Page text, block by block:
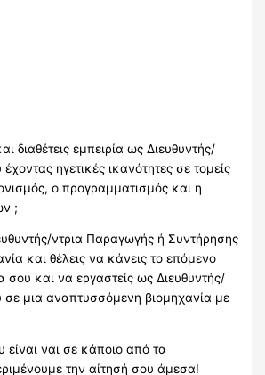
διαθέτεις εμπειρία ως Διευθυντής/
ηγετικές ικανότητες σε τομείς
ο προγραμματισμός και η
;
ντρια Παραγωγής ή Συντήρησης
και θέλεις να κάνεις το επόμενο
σου και να εργαστείς ως Διευθυντής/
σε μια αναπτυσσόμενη βιομηχανία με
ναι σε κάποιο από τα
την αίτησή σου άμεσα!